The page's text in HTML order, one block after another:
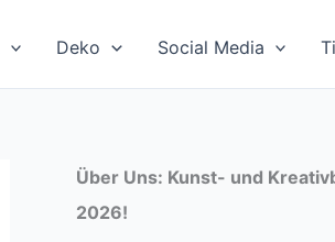
Deko Social Media
Über Uns: Kunst- und
2026!